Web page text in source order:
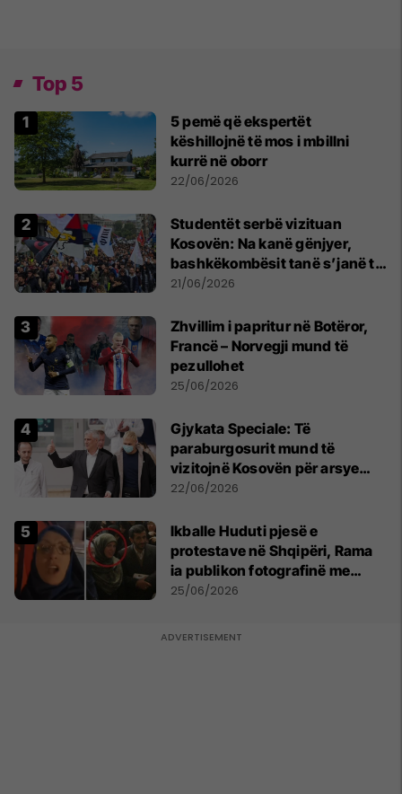
Top 5
5 pemë që ekspertët
këshillojnë të mos i mbillni
kurrë në oborr
22/06/2026
Studentët serbë vizituan
Kosovën: Na kanë gënjyer,
bashkëkombësit tanë s’janë të
shtypur
21/06/2026
Zhvillim i papritur në Botëror,
Francë – Norvegji mund të
pezullohet
25/06/2026
​Gjykata Speciale: Të
paraburgosurit mund të
vizitojnë Kosovën për arsye
humanitare
22/06/2026
Ikballe Huduti pjesë e
protestave në Shqipëri, Rama
ia publikon fotografinë me
Ahmadinejadin e Iranit
25/06/2026